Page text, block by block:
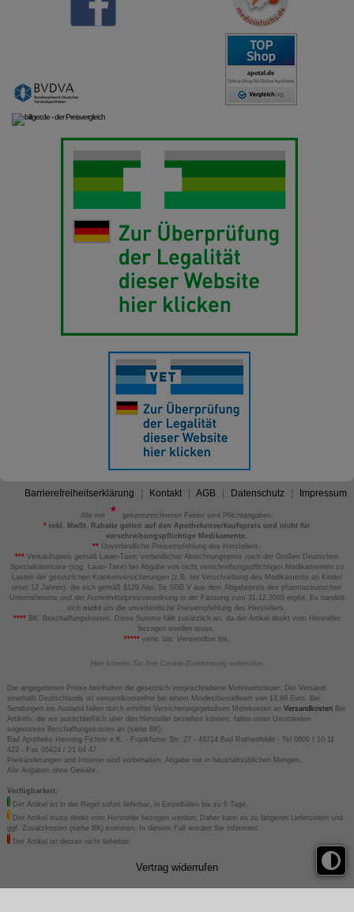
Barrierefreiheitserklärung Kontakt AGB Datenschutz Impressum
Alle mit
gekennzeichneten Felder sind Pflichtangaben.
*inkl. MwSt. Rabatte gelten auf den Apothekenverkaufspreis und nicht für
verschreibungspflichtige Medikamente.
** Unverbindliche Preisempfehlung des Herstellers.
*** Verkaufspreis gemäß Lauer-Taxe; verbindlicher Abrechnungspreis nach der Großen Deutschen
Spezialitätentaxe (sog. Lauer-Taxe) bei Abgabe von nicht verschreibungspflichtigen Medikamenten zu
Lasten der gesetzlichen Krankenversicherungen (z.B. bei Verschreibung des Medikaments an Kinder
unter 12 Jahren), die sich gemäß §129 Abs. 5a SGB V aus dem Abgabepreis des pharmazeutischen
Unternehmens und der Arzneimittelpreisverordnung in der Fassung zum 31.12.2003 ergibt. Es handelt
sich nicht um die unverbindliche Preisempfehlung des Herstellers.
****BK: Beschaffungskosten. Diese Summe fällt zusätzlich an, da der Artikel direkt vom Hersteller
bezogen werden muss.
*****verw. bis: Verwendbar bis.
Hier können Sie Ihre Cookie-Zustimmung widerrufen
Die angegebenen Preise beinhalten die gesetzlich vorgeschriebene Mehrwertsteuer. Der Versand
innerhalb Deutschlands ist versandkostenfrei bei einem Mindestbestellwert von 13,99 Euro. Bei
Sendungen ins Ausland fallen durch erhöhte Versicherungsgebühren Mehrkosten an VersandkostenBei
Artikeln, die wir ausschließlich über den Hersteller beziehen können, fallen unter Umständen
sogenannte Beschaffungskosten an (siehe BK).
Bad Apotheke Henning Fichter e.K. - Frankfurter Str. 27 - 49214 Bad Rothenfelde - Tel 0800 / 10 11
422 - Fax 05424 / 21 64 47
Preisänderungen und Irrtümer sind vorbehalten. Abgabe nur in haushaltsüblichen Mengen.
Alle Angaben ohne Gewähr.
Verfügbarkeit:
Der Artikel ist in der Regel sofort lieferbar, in Einzelfällen bis zu 6 Tage.
Der Artikel muss direkt vom Hersteller bezogen werden. Daher kann es zu längeren Lieferzeiten und
ggf. Zusatzkosten (siehe BK) kommen. In diesem Fall werden Sie informiert.
Der Artikel ist derzeit nicht lieferbar.
Vertrag widerrufen